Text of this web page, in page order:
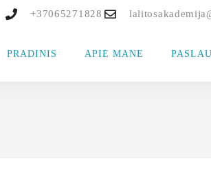
+37065271828
PRADINIS APIE MANE